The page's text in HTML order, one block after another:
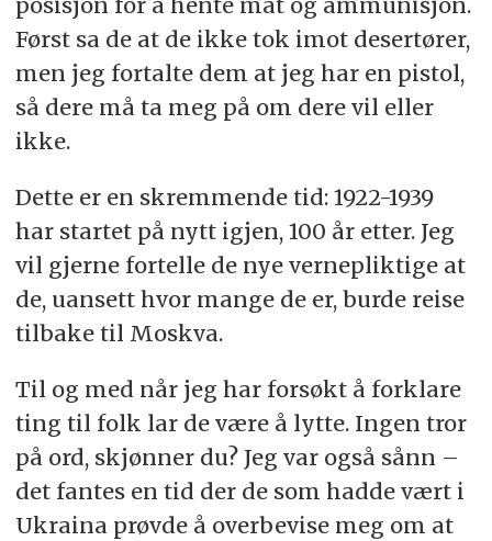
Først sa de at de ikke tok imot desertører,
men jeg fortalte dem at jeg har en pistol,
så dere må ta meg på om dere vil eller
ikke.
Dette er en skremmende tid: 1922-1939
har startet på nytt igjen, 100 år etter. Jeg
vil gjerne fortelle de nye vernepliktige at
de, uansett hvor mange de er, burde reise
tilbake til Moskva.
Til og med når jeg har forsøkt å forklare
ting til folk lar de være å lytte. Ingen tror
på ord, skjønner du? Jeg var også sånn –
det fantes en tid der de som hadde vært i
Ukraina prøvde å overbevise meg om at